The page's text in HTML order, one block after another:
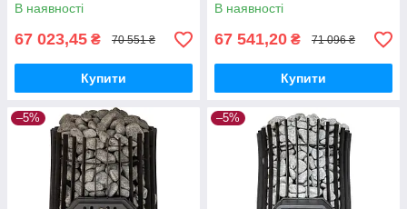
В наявності
67 023,45 ₴ 70 551 ₴
Купити
В наявності
67 541,20 ₴ 71 096 ₴
Купити
–5% –5%